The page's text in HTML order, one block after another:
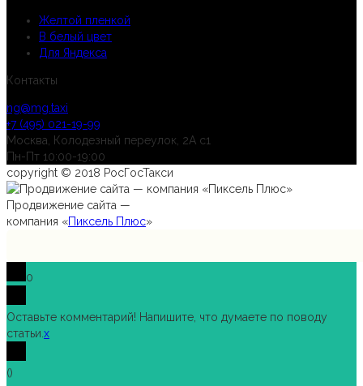
Желтой пленкой
В белый цвет
Для Яндекса
Контакты
ng@mg.taxi
+7 (495) 021-19-99
Москва, Колодезный переулок, 2А с1
Пн-Пт 10:00-19:00
copyright © 2018 РосГосТакси
Продвижение сайта —
компания «Пиксель Плюс»
0
Оставьте комментарий! Напишите, что думаете по поводу
статьи. x
()